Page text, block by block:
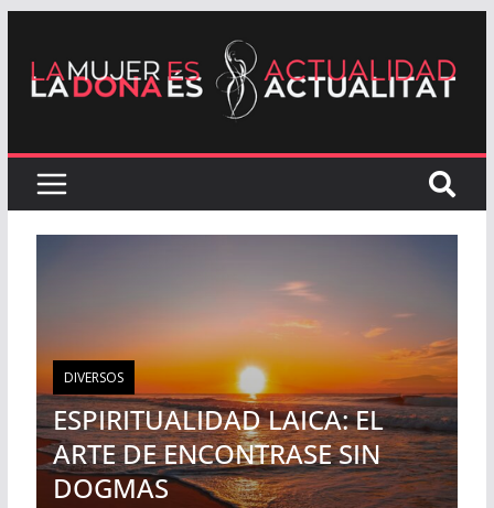
DIVERSOS
ESPIRITUALIDAD LAICA: EL
ARTE DE ENCONTRASE SIN
DOGMAS